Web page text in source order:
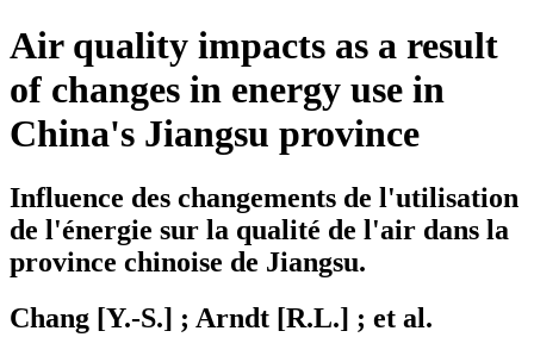
Air quality impacts as a result
of changes in energy use in
China's Jiangsu province
Influence des changements de l'utilisation
de l'énergie sur la qualité de l'air dans la
province chinoise de Jiangsu.
Chang [Y.-S.] ; Arndt [R.L.] ; et al.